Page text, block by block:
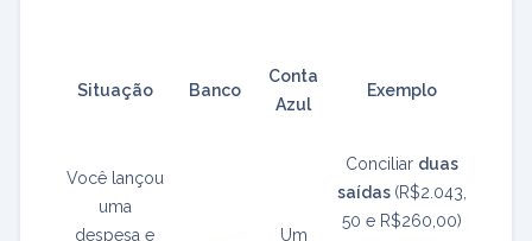
Situação Banco
Conta
Azul
Exemplo
Você lançou
uma
despesa e
Um
Conciliar duas
saídas (R$2.043,
50 e R$260,00)